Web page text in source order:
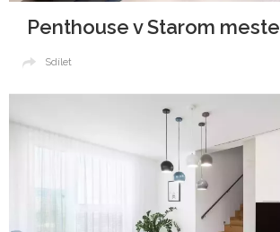
Penthouse v Starom meste
Sdílet